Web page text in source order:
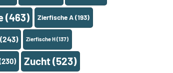
(463) Zierfische A(193)
(243) Zierfische H(137)
Zucht(523)